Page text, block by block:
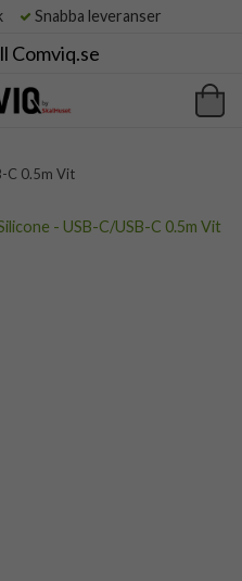
Snabba leveranser
Comviq.se
C 0.5m Vit